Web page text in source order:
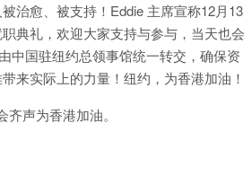
治愈、被支持！Eddie 主席宣称12月13
典礼，欢迎大家支持与参与，当天也会
中国驻纽约总领事馆统一转交，确保资
来实际上的力量！纽约，为香港加油！
声为香港加油。